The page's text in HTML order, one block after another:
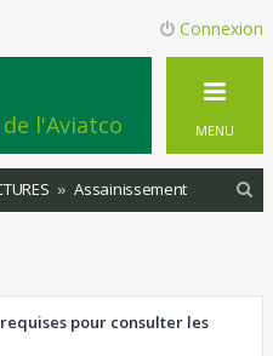
Connexion
l'Aviatco MENU
Assainissement
requises pour consulter les